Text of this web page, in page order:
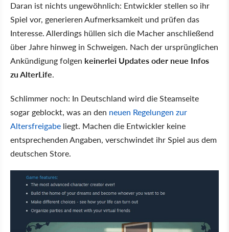
Daran ist nichts ungewöhnlich: Entwickler stellen so ihr
Spiel vor, generieren Aufmerksamkeit und prüfen das
Interesse. Allerdings hüllen sich die Macher anschließend
über Jahre hinweg in Schweigen. Nach der ursprünglichen
Ankündigung folgen keinerlei Updates oder neue Infos
zu AlterLife.
Schlimmer noch: In Deutschland wird die Steamseite
sogar geblockt, was an den neuen Regelungen zur
Altersfreigabe liegt. Machen die Entwickler keine
entsprechenden Angaben, verschwindet ihr Spiel aus dem
deutschen Store.